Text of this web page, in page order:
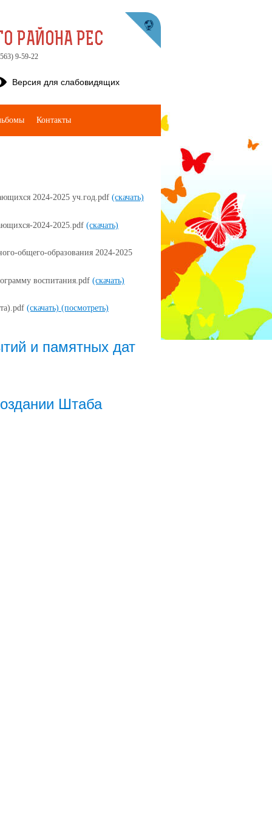
2024-2025 уч.год.pdf (скачать)
2024-2025.pdf (скачать)
общего-образования 2024-2025
воспитания.pdf (скачать)
(скачать) (посмотреть)
и памятных дат
Штаба
РАЙОНА РЕС
9-59-22
Версия для слабовидящих
Контакты